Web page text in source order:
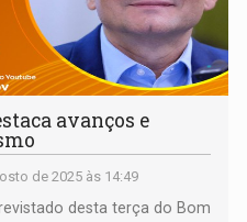
avanços e
de 2025 às 14:49
desta terça do Bom